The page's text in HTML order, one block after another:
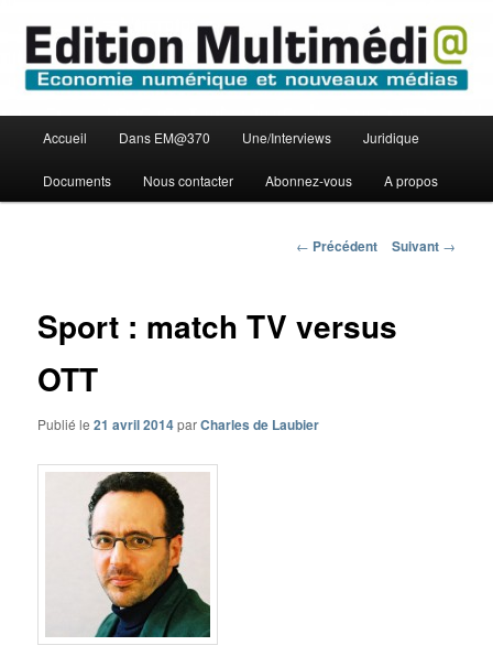
contenu
principalEdition Multimédi@
principal
Accueil Dans EM@370 Une/Interviews Juridique
Documents Nous contacter Abonnez-vous A propos
Navigation
← Précédent Suivant →
Sport : match TV versus
OTT
Publié le21 avril 2014parCharles de Laubier